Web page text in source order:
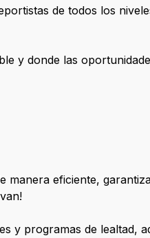
de todos los
y donde las
manera eficiente,
y programas de lealtad,